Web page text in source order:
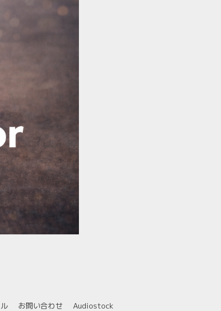
お問い合わせ
Audiostock